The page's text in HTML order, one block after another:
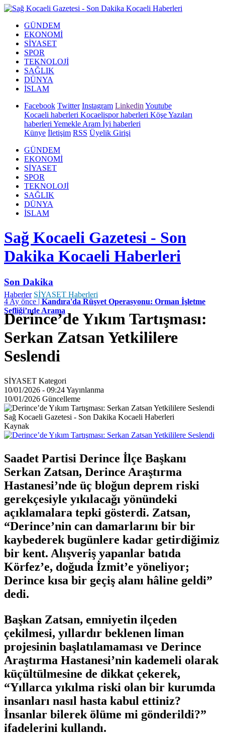
GÜNDEM
EKONOMİ
SİYASET
SPOR
TEKNOLOJİ
SAĞLIK
DÜNYA
İSLAM
Facebook Twitter Instagram Linkedin Youtube
Kocaeli haberleri Kocaelispor haberleri Köşe Yazıları
haberleri Yemekle Aram İyi haberleri
Künye İletişim RSS Üyelik Girişi
GÜNDEM
EKONOMİ
SİYASET
SPOR
TEKNOLOJİ
SAĞLIK
DÜNYA
İSLAM
Sağ Kocaeli Gazetesi - Son
Dakika Kocaeli Haberleri
Son Dakika
4 Ay önce | Kandıra'da Rüşvet Operasyonu: Orman İşletme
Şefliği’nde Arama
Haberler SİYASET Haberleri
Derince’de Yıkım Tartışması:
Serkan Zatsan Yetkililere
Seslendi
SİYASET Kategori
10/01/2026 - 09:24Yayınlanma
10/01/2026 Güncelleme
Sağ Kocaeli Gazetesi - Son Dakika Kocaeli Haberleri
Kaynak
Saadet Partisi Derince İlçe Başkanı
Serkan Zatsan, Derince Araştırma
Hastanesi’nde üç bloğun deprem riski
gerekçesiyle yıkılacağı yönündeki
açıklamalara tepki gösterdi. Zatsan,
“Derince’nin can damarlarını bir bir
kaybederek bugünlere kadar getirdiğimiz
bir kent. Alışveriş yapanlar batıda
Körfez’e, doğuda İzmit’e yöneliyor;
Derince kısa bir geçiş alanı hâline geldi”
dedi.
Başkan Zatsan, emniyetin ilçeden
çekilmesi, yıllardır beklenen liman
projesinin başlatılamaması ve Derince
Araştırma Hastanesi’nin kademeli olarak
küçültülmesine de dikkat çekerek,
“Yıllarca yıkılma riski olan bir kurumda
insanları nasıl hasta kabul ettiniz?
İnsanlar bilerek ölüme mi gönderildi?”
ifadelerini kullandı.